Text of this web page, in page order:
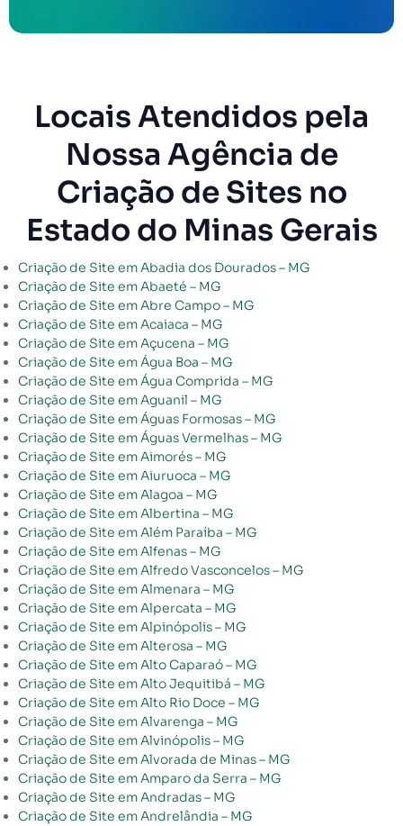
Locais Atendidos pela
Nossa Agência de
Criação de Sites no
Estado do Minas Gerais
Criação de Site em Abadia dos Dourados – MG
Criação de Site em Abaeté – MG
Criação de Site em Abre Campo – MG
Criação de Site em Acaiaca – MG
Criação de Site em Açucena – MG
Criação de Site em Água Boa – MG
Criação de Site em Água Comprida – MG
Criação de Site em Aguanil – MG
Criação de Site em Águas Formosas – MG
Criação de Site em Águas Vermelhas – MG
Criação de Site em Aimorés – MG
Criação de Site em Aiuruoca – MG
Criação de Site em Alagoa – MG
Criação de Site em Albertina – MG
Criação de Site em Além Paraíba – MG
Criação de Site em Alfenas – MG
Criação de Site em Alfredo Vasconcelos – MG
Criação de Site em Almenara – MG
Criação de Site em Alpercata – MG
Criação de Site em Alpinópolis – MG
Criação de Site em Alterosa – MG
Criação de Site em Alto Caparaó – MG
Criação de Site em Alto Jequitibá – MG
Criação de Site em Alto Rio Doce – MG
Criação de Site em Alvarenga – MG
Criação de Site em Alvinópolis – MG
Criação de Site em Alvorada de Minas – MG
Criação de Site em Amparo da Serra – MG
Criação de Site em Andradas – MG
Criação de Site em Andrelândia – MG